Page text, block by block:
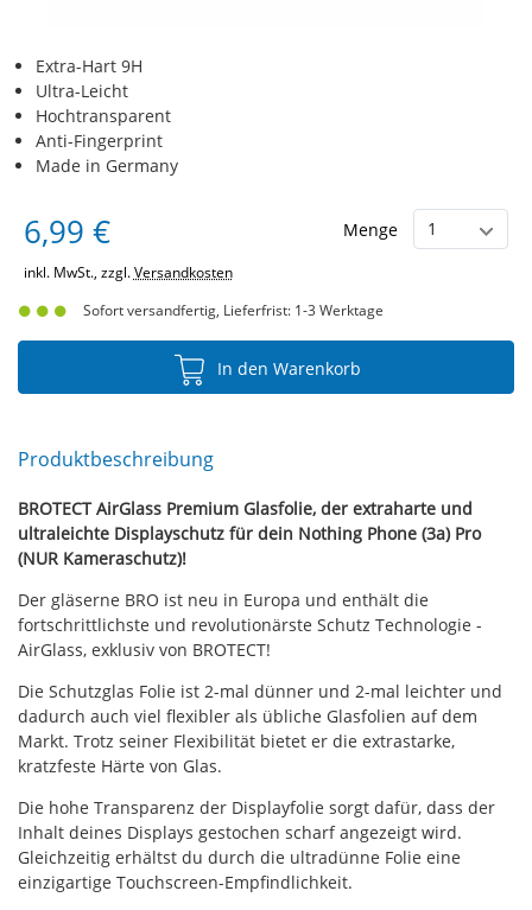
Extra-Hart 9H
Ultra-Leicht
Hochtransparent
Anti-Fingerprint
Made in Germany
6,99 € Menge
inkl. MwSt., zzgl.Versandkosten
Sofort versandfertig, Lieferfrist: 1-3 Werktage
In den Warenkorb
Produktbeschreibung
BROTECT AirGlass Premium Glasfolie, der extraharte und
ultraleichte Displayschutz für dein Nothing Phone (3a) Pro
(NUR Kameraschutz)!
Der gläserne BRO ist neu in Europa und enthält die
fortschrittlichste und revolutionärste Schutz Technologie -
AirGlass, exklusiv von BROTECT!
Die Schutzglas Folie ist 2-mal dünner und 2-mal leichter und
dadurch auch viel flexibler als übliche Glasfolien auf dem
Markt. Trotz seiner Flexibilität bietet er die extrastarke,
kratzfeste Härte von Glas.
Die hohe Transparenz der Displayfolie sorgt dafür, dass der
Inhalt deines Displays gestochen scharf angezeigt wird.
Gleichzeitig erhältst du durch die ultradünne Folie eine
einzigartige Touchscreen-Empfindlichkeit.